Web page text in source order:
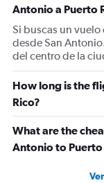
Antonio a Puerto
Si buscas un vuelo
desde San
del centro de la
How long is the
Rico?
What are the
Antonio to